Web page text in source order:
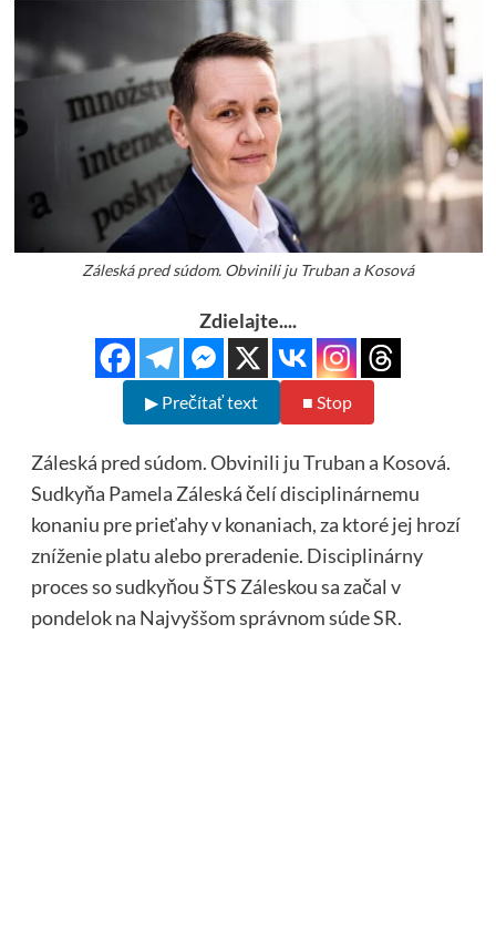
Záleská pred súdom. Obvinili ju Truban a Kosová
Zdielajte....
▶ Prečítať text ■ Stop
Záleská pred súdom. Obvinili ju Truban a Kosová.
Sudkyňa Pamela Záleská čelí disciplinárnemu
konaniu pre prieťahy v konaniach, za ktoré jej hrozí
zníženie platu alebo preradenie. Disciplinárny
proces so sudkyňou ŠTS Záleskou sa začal v
pondelok na Najvyššom správnom súde SR.